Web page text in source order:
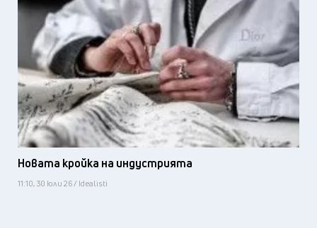
Новата кройка на индустрията
11:10, 30 юли 26 / Idealisti